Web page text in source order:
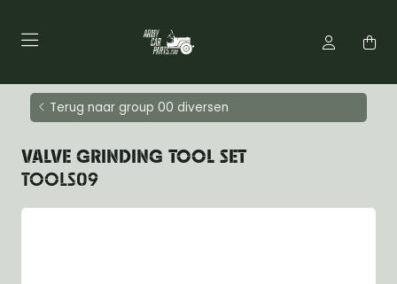
Terug naar group 00 diversen
VALVE GRINDING TOOL SET
TOOLS09